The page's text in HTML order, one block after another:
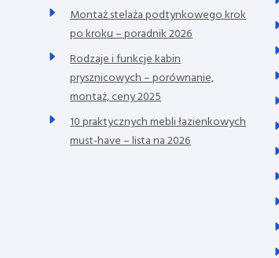
Montaż stelaża podtynkowego krok
po kroku – poradnik 2026
Rodzaje i funkcje kabin
prysznicowych – porównanie,
montaż, ceny 2025
10 praktycznych mebli łazienkowych
must-have – lista na 2026